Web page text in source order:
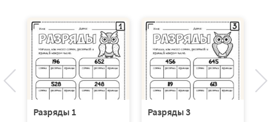
Разряды 1 Разряды 3